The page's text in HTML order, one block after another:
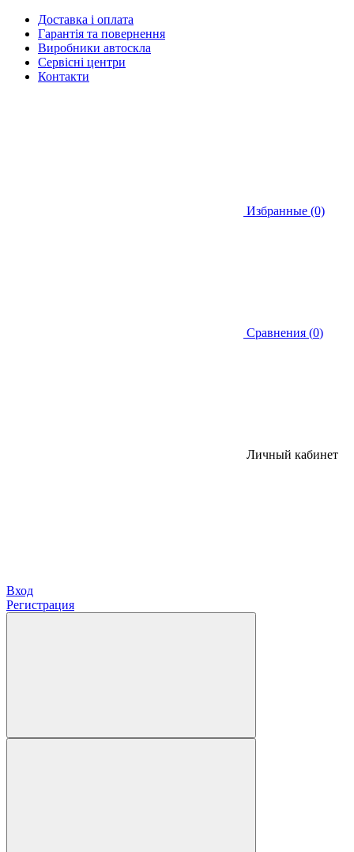
Доставка і оплата
Гарантія та повернення
Виробники автоскла
Сервісні центри
Контакти
Избранные (0)
Сравнения (0)
Личный кабинет
Вход
Регистрация